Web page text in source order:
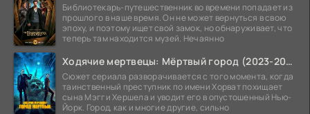
Библиотекарь-путешественник во времени попадает из
прошлого в наше время. Он не может вернуться в свою
эпоху, и поэтому ищет свой замок, но обнаруживает, что
теперь там находится музей. Нечаянно
Ходячие мертвецы: Мёртвый город (2023-2026)
Сюжет сериала разворачивается с того момента, когда
таинственный преступник по имени Хорват похищает
сына Мэгги Хершела и уводит его в опустошенный Нью-
Йорк. Город, как и многие другие, сильно